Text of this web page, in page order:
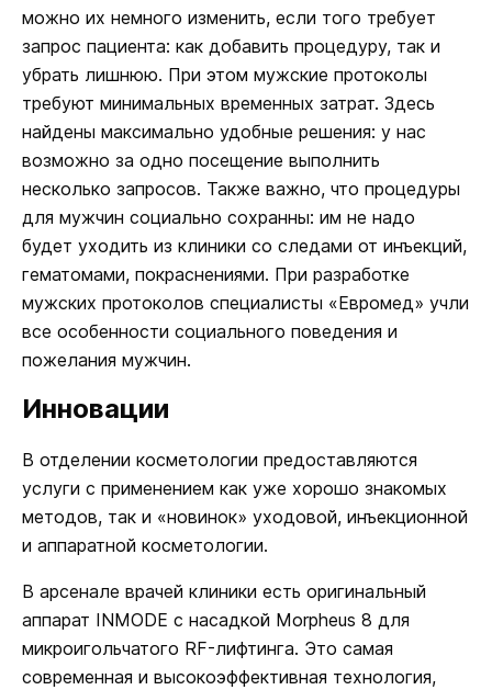
можно их немного изменить, если того требует
запрос пациента: как добавить процедуру, так и
убрать лишнюю. При этом мужские протоколы
требуют минимальных временных затрат. Здесь
найдены максимально удобные решения: у нас
возможно за одно посещение выполнить
несколько запросов. Также важно, что процедуры
для мужчин социально сохранны: им не надо
будет уходить из клиники со следами от инъекций,
гематомами, покраснениями. При разработке
мужских протоколов специалисты «Евромед» учли
все особенности социального поведения и
пожелания мужчин.
Инновации
В отделении косметологии предоставляются
услуги с применением как уже хорошо знакомых
методов, так и «новинок» уходовой, инъекционной
и аппаратной косметологии.
В арсенале врачей клиники есть оригинальный
аппарат INMODE с насадкой Morpheus 8 для
микроигольчатого RF-лифтинга. Это самая
современная и высокоэффективная технология,